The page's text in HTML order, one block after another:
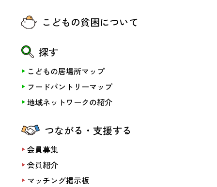
こどもの貧困について
探す
こどもの居場所マップ
フードパントリーマップ
地域ネットワークの紹介
つながる・支援する
会員募集
会員紹介
マッチング掲示板